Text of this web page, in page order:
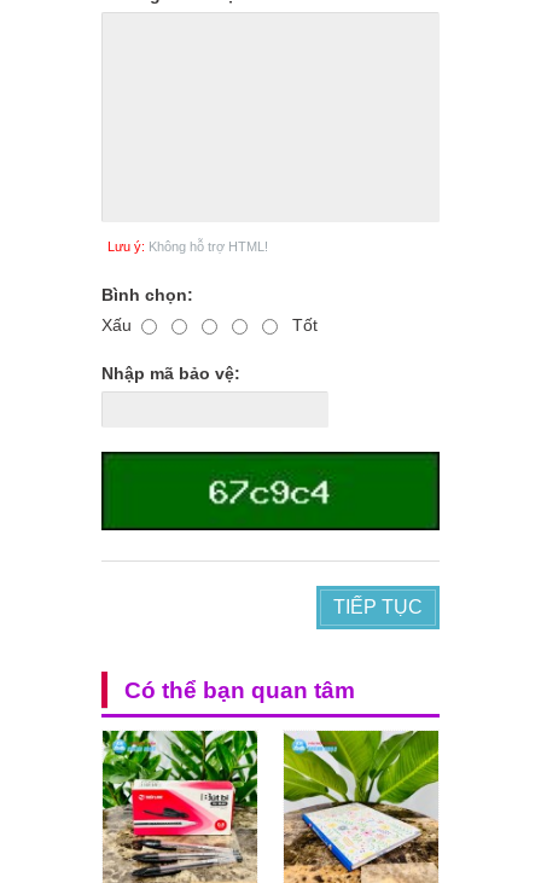
Lưu ý: Không hỗ trợ HTML!
Bình chọn:
Xấu
Tốt
Nhập mã bảo vệ:
TIẾP TỤC
Có thể bạn quan tâm